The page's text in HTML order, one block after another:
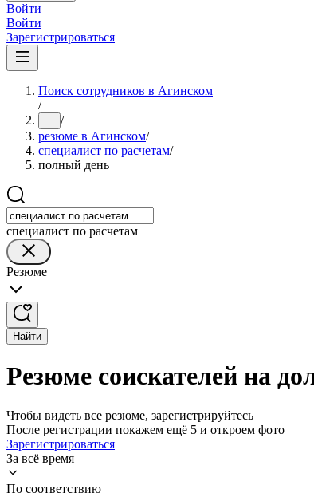
Войти
Войти
Зарегистрироваться
Поиск сотрудников в Агинском
/
... /
резюме в Агинском/
специалист по расчетам/
полный день
специалист по расчетам
Резюме
Найти
Резюме соискателей на
Чтобы видеть все резюме, зарегистрируйтесь
После регистрации покажем ещё 5 и откроем фото
Зарегистрироваться
За всё время
По соответствию